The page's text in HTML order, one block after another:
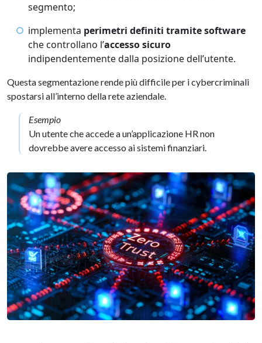
segmento;
implementa perimetri definiti tramite software
che controllano l’accesso sicuro
indipendentemente dalla posizione dell’utente.
Questa segmentazione rende più difficile per i cybercriminali
spostarsi all’interno della rete aziendale.
Esempio
Un utente che accede a un’applicazione HR non
dovrebbe avere accesso ai sistemi finanziari.